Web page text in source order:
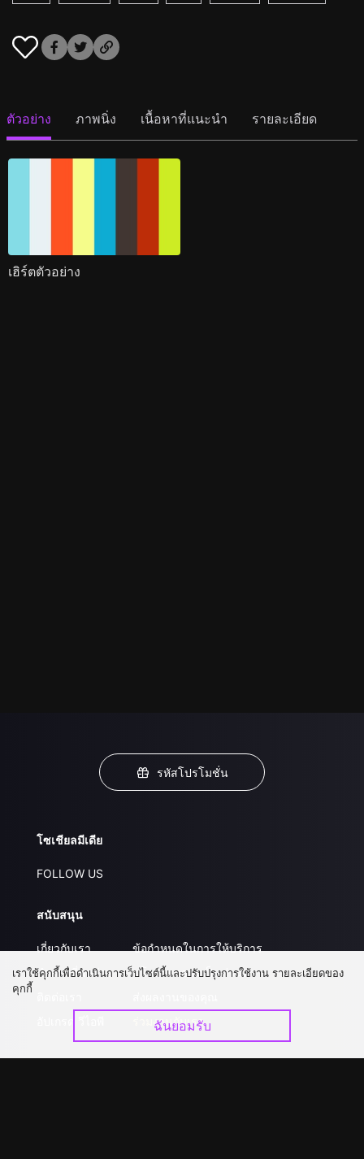
ตัวอย่าง ภาพนิ่ง เนื้อหาที่แนะนำ รายละเอียด
เฮิร์ตตัวอย่าง
รหัสโปรโมชั่น
โซเชียลมีเดีย
FOLLOW US
สนับสนุน
เกี่ยวกับเรา
คำถามที่พบบ่อย
ข้อกำหนดในการให้บริการ
นโยบายความเป็นส่วนตัว
ร่วมงานกับเรา
เราใช้คุกกี้เพื่อดำเนินการเว็บไซต์นี้และปรับปรุงการใช้งาน รายละเอียดของ
คุกกี้
ฉันยอมรับ